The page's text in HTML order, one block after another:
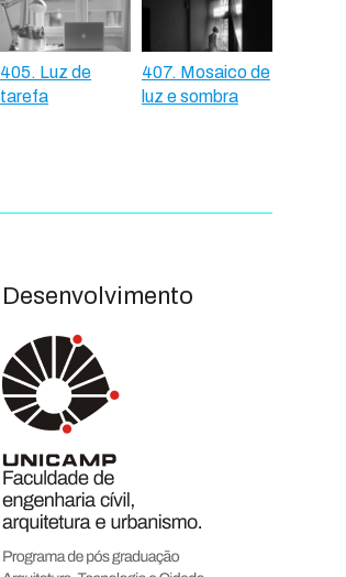
405. Luz de
tarefa
407. Mosaico de
luz e sombra
Desenvolvimento